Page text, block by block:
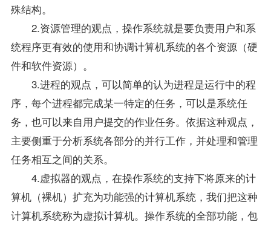
殊结构。
2.资源管理的观点，操作系统就是要负责用户和系
统程序更有效的使用和协调计算机系统的各个资源（硬
件和软件资源）。
3.进程的观点，可以简单的认为进程是运行中的程
序，每个进程都完成某一特定的任务，可以是系统任
务，也可以来自用户提交的作业任务。依据这种观点，
主要侧重于分析系统各部分的并行工作，并处理和管理
任务相互之间的关系。
4.虚拟器的观点，在操作系统的支持下将原来的计
算机（裸机）扩充为功能强的计算机系统，我们把这种
计算机系统称为虚拟计算机。操作系统的全部功能，包